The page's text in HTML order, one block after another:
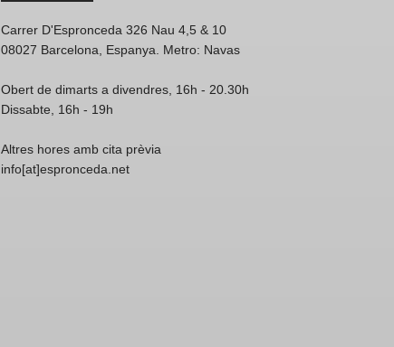
Carrer D'Espronceda 326 Nau 4,5 & 10
08027 Barcelona, Espanya. Metro: Navas
Obert de dimarts a divendres, 16h - 20.30h
Dissabte, 16h - 19h
Altres hores amb cita prèvia
info[at]espronceda.net